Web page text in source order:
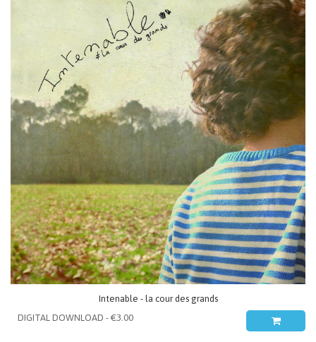
Intenable - la cour des grands